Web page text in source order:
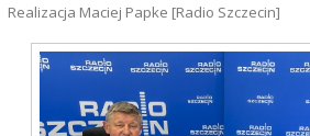
Realizacja Maciej Papke [Radio Szczecin]